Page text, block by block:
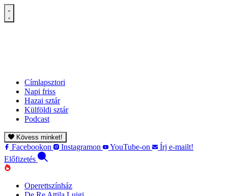
Címlapsztori
Napi friss
Hazai sztár
Külföldi sztár
Podcast
Kövess minket!
Facebookon Instagramon YouTube-on
Írj e-mailt!
Előfizetés
Operettszínház